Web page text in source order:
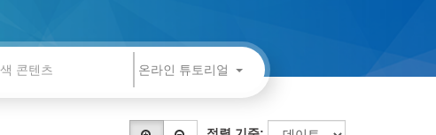
온라인 튜토리얼